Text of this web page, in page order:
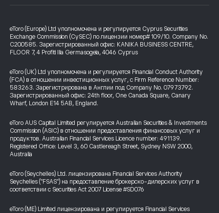
eToro (Europe) Ltd уполномочена и регулируется Cyprus Securities
Exchange Commission (CySEC) по лицензии номер# 109/10. Company No.
C200585. Зарегистрированный офис: KANIKA BUSINESS CENTRE,
FLOOR 7, 4 Profiti Ilia Germasogeia, 4046 Cyprus
eToro (UK) Ltd уполномочена и регулируется Financial Conduct Authority
(FCA) в отношении инвестиционных услуг, с Firm Reference Number:
583263. Зарегистрирована в Англии под Company No. 07973792.
Зарегистрированный офис: 24th floor, One Canada Square, Canary
Wharf, London E14 5AB, England.
eToro AUS Capital Limited регулируется Australian Securities & Investments
Commission (ASIC) в отношении предоставления финансовых услуг и
продуктов. Australian Financial Services Licence number: 491139.
Registered Office: Level 3, 60 Castlereagh Street, Sydney NSW 2000,
Australia
eToro (Seychelles) Ltd. лицензирована Financial Services Authority
Seychelles ("FSAS") на предоставление брокерско-дилерских услуг в
соответствии с Securities Act 2007 License #SD076
eToro (ME) Limited лицензирована и регулируется Financial Services